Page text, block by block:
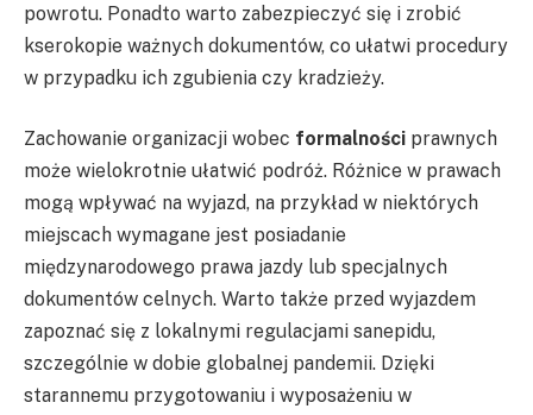
powrotu. Ponadto warto zabezpieczyć się i zrobić
kserokopie ważnych dokumentów, co ułatwi procedury
w przypadku ich zgubienia czy kradzieży.
Zachowanie organizacji wobec formalności prawnych
może wielokrotnie ułatwić podróż. Różnice w prawach
mogą wpływać na wyjazd, na przykład w niektórych
miejscach wymagane jest posiadanie
międzynarodowego prawa jazdy lub specjalnych
dokumentów celnych. Warto także przed wyjazdem
zapoznać się z lokalnymi regulacjami sanepidu,
szczególnie w dobie globalnej pandemii. Dzięki
starannemu przygotowaniu i wyposażeniu w